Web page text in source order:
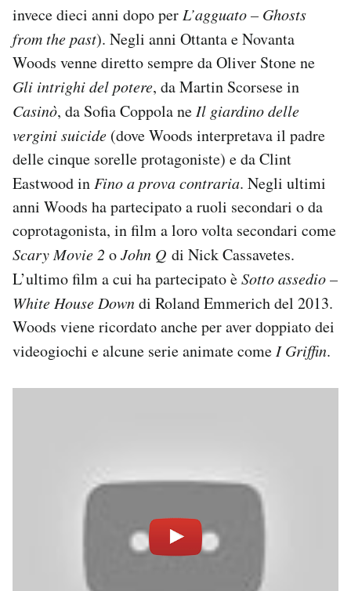
invece dieci anni dopo per L’agguato – Ghosts
from the past). Negli anni Ottanta e Novanta
Woods venne diretto sempre da Oliver Stone ne
Gli intrighi del potere, da Martin Scorsese in
Casinò, da Sofia Coppola ne Il giardino delle
vergini suicide (dove Woods interpretava il padre
delle cinque sorelle protagoniste) e da Clint
Eastwood in Fino a prova contraria. Negli ultimi
anni Woods ha partecipato a ruoli secondari o da
coprotagonista, in film a loro volta secondari come
Scary Movie 2 oJohn Q di Nick Cassavetes.
L’ultimo film a cui ha partecipato èSotto assedio –
White House Downdi Roland Emmerich del 2013.
Woods viene ricordato anche per aver doppiato dei
videogiochi e alcune serie animate come I Griffin.